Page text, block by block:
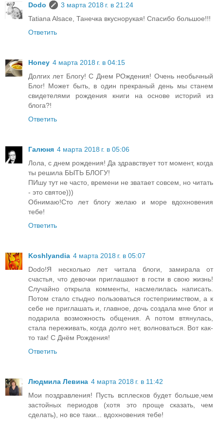
Dodo
3 марта 2018 г. в 21:24
Tatiana Alsace, Танечка вкуснорукая! Спасибо большое!!!
Ответить
Honey 4 марта 2018 г. в 04:15
Долгих лет Блогу! С Днем РОждения! Очень необычный
Блог! Может быть, в один прекраный день мы станем
свидетелями рождения книги на основе историй из
блога?!
Ответить
Галюня 4 марта 2018 г. в 05:06
Лола, с днем рождения! Да здравствует тот момент, когда
ты решила БЫТЬ БЛОГУ!
ПИшу тут не часто, времени не зватает совсем, но читать
- это святое)))
Обнимаю!Сто лет блогу желаю и море вдохновения
тебе!
Ответить
Koshlyandia 4 марта 2018 г. в 05:07
Dodo!Я несколько лет читала блоги, замирала от
счастья, что девочки приглашают в гости в свою жизнь!
Случайно открыла комменты, насмелилась написать.
Потом стало стыдно пользоваться гостеприимством, а к
себе не приглашать и, главное, дочь создала мне блог и
подарила возможность общения. А потом втянулась,
стала переживать, когда долго нет, волноваться. Вот как-
то так! С Днём Рождения!
Ответить
Людмила Левина 4 марта 2018 г. в 11:42
Мои поздравления! Пусть всплесков будет больше,чем
застойных периодов (хотя это проще сказать, чем
сделать), но все таки... вдохновения тебе!